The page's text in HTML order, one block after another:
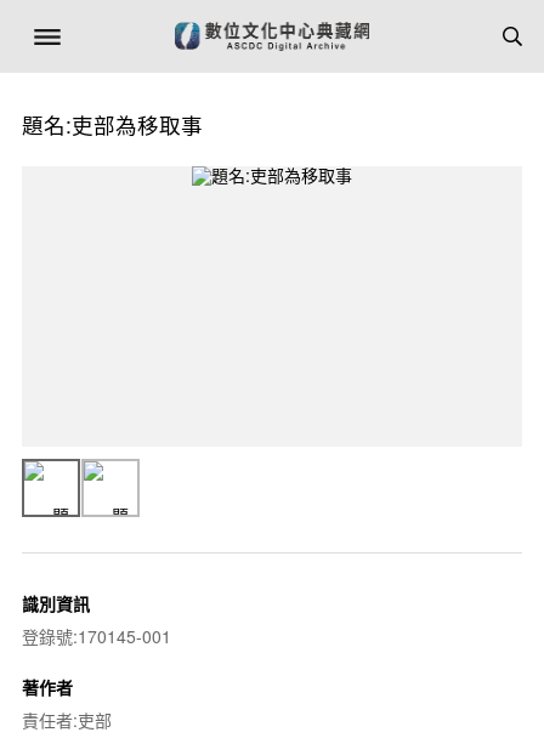
題名:吏部為移取事
識別資訊
登錄號:170145-001
著作者
責任者:吏部